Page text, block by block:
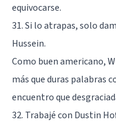
equivocarse.
31. Si lo atrapas, solo
Hussein.
Como buen americano,
más que duras palabras
encuentro que
32. Trabajé con Dustin